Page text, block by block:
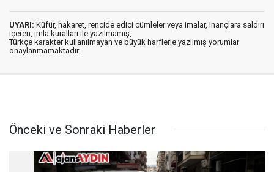
UYARI: Küfür, hakaret, rencide edici cümleler veya imalar, inançlara saldırı
içeren, imla kuralları ile yazılmamış,
Türkçe karakter kullanılmayan ve büyük harflerle yazılmış yorumlar
onaylanmamaktadır.
Önceki ve Sonraki Haberler